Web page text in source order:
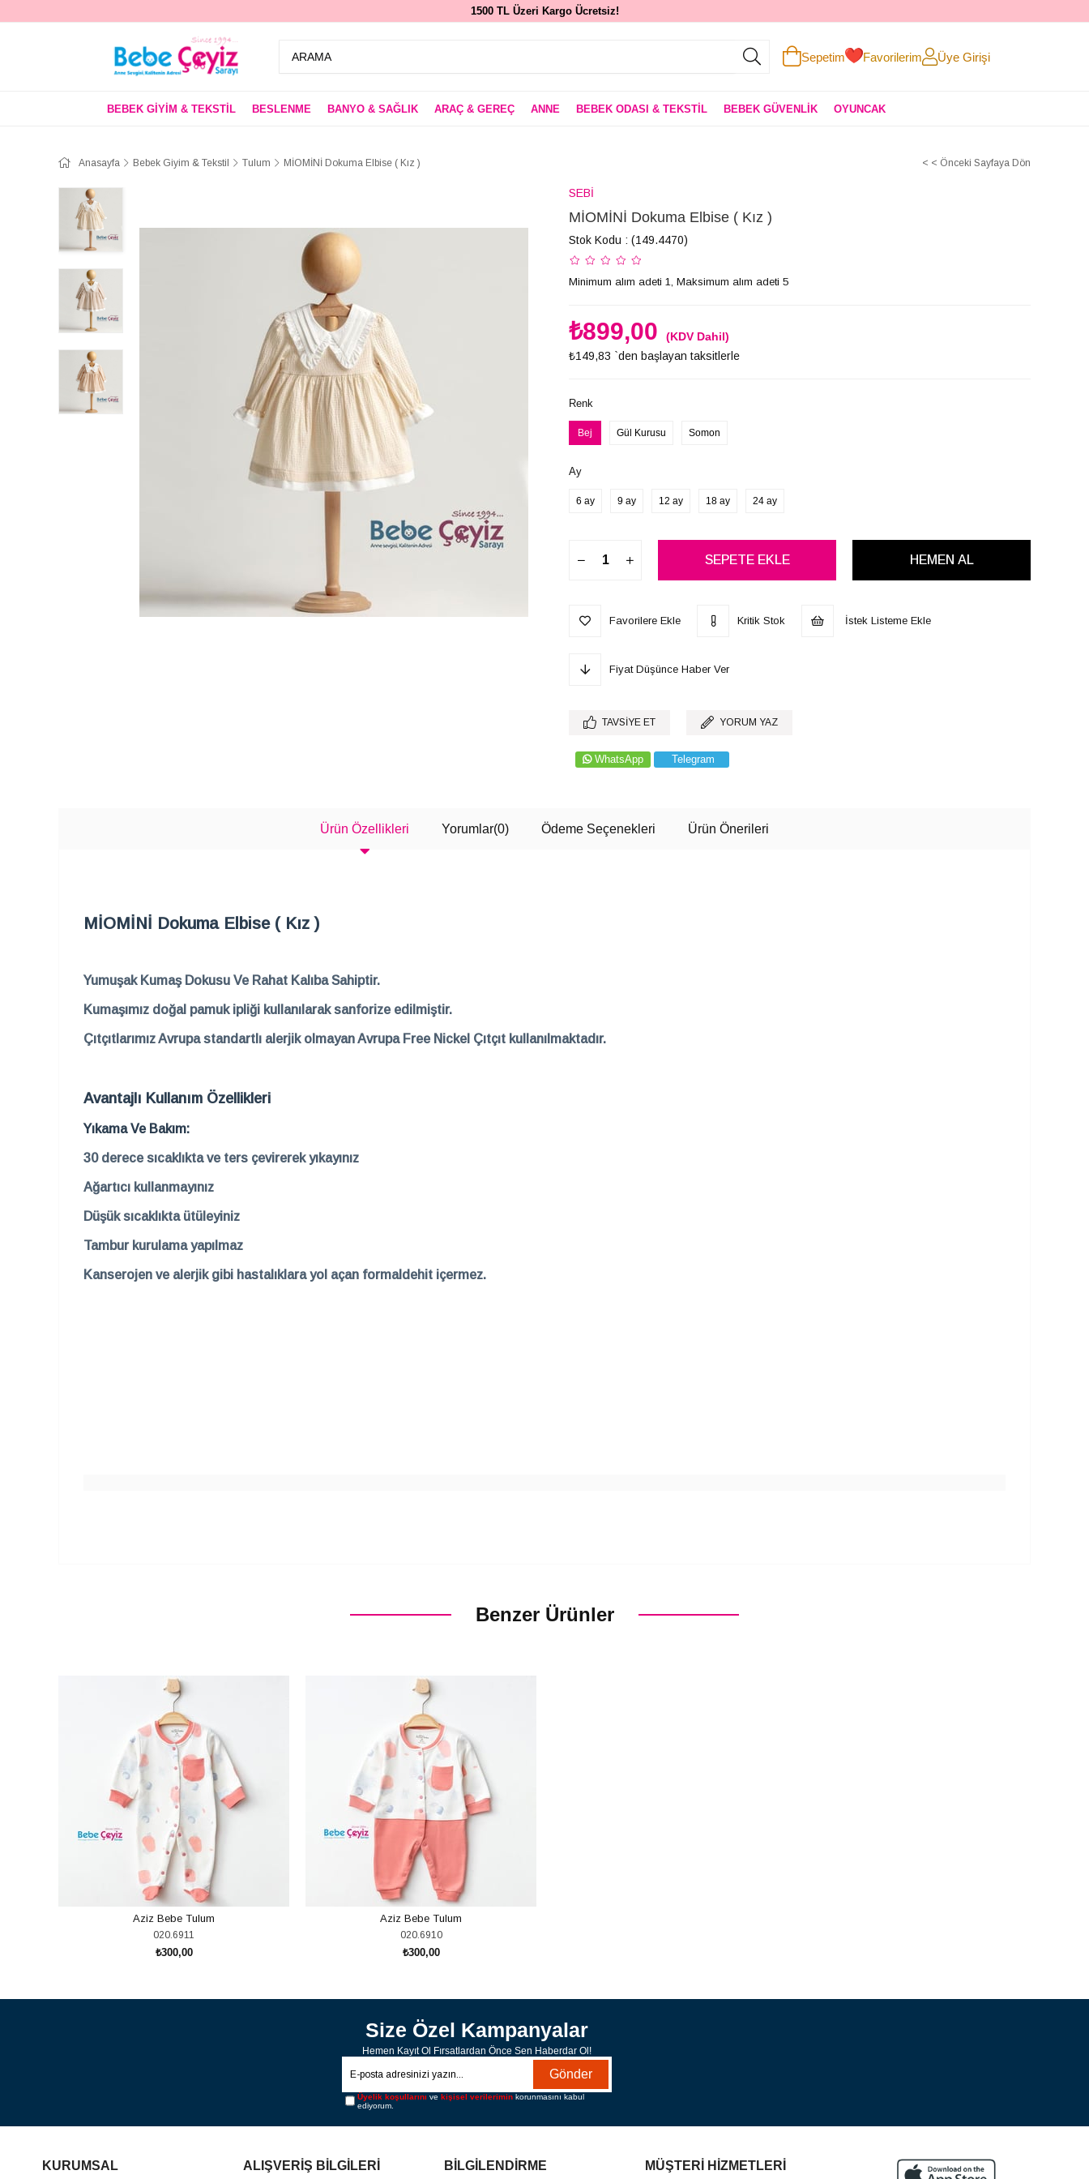
1500 TL Üzeri Kargo Ücretsiz!
Sepetim Favorilerim Üye Girişi
BEBEK GİYİM & TEKSTİL BESLENME BANYO & SAĞLIK ARAÇ & GEREÇ ANNE BEBEK ODASI & TEKSTİL BEBEK GÜVENLİK OYUNCAK
Anasayfa Bebek Giyim & Tekstil Tulum MİOMİNİ Dokuma Elbise ( Kız ) < < Önceki Sayfaya Dön
SEBİ
MİOMİNİ Dokuma Elbise ( Kız )
Stok Kodu (149.4470)
Minimum alım adeti 1, Maksimum alım adeti 5
₺899,00
(KDV Dahil)
₺149,83 `den başlayan taksitlerle
Renk
Bej Gül Kurusu Somon
Ay
6 ay 9 ay 12 ay 18 ay 24 ay
Favorilere Ekle Kritik Stok İstek Listeme Ekle
Fiyat Düşünce Haber Ver
TAVSIYE ET YORUM YAZ
WhatsApp Telegram
Ürün Özellikleri Yorumlar(0) Ödeme Seçenekleri Ürün Önerileri
MİOMİNİ Dokuma Elbise ( Kız )
Yumuşak Kumaş Dokusu Ve Rahat Kalıba Sahiptir.
Kumaşımız doğal pamuk ipliği kullanılarak sanforize edilmiştir.
Çıtçıtlarımız Avrupa standartlı alerjik olmayan Avrupa Free Nickel Çıtçıt kullanılmaktadır.
Avantajlı Kullanım Özellikleri
Yıkama Ve Bakım:
30 derece sıcaklıkta ve ters çevirerek yıkayınız
Ağartıcı kullanmayınız
Düşük sıcaklıkta ütüleyiniz
Tambur kurulama yapılmaz
Kanserojen ve alerjik gibi hastalıklara yol açan formaldehit içermez.
Benzer Ürünler
Aziz Bebe Tulum
020.6911
₺300,00
Aziz Bebe Tulum
020.6910
₺300,00
Size Özel Kampanyalar
Hemen Kayıt Ol Fırsatlardan Önce Sen Haberdar Ol!
Gönder
Üyelik koşullarını vekişisel verilerimin korunmasını kabul
ediyorum.
KURUMSAL ALIŞVERİŞ BİLGİLERİ BİLGİLENDİRME MÜŞTERİ HİZMETLERİ